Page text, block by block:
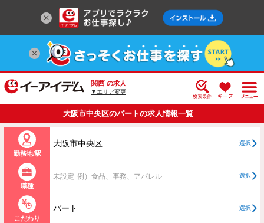
関西 の求人
▼エリア変更
大阪市中央区のパートの求人情報一覧
勤務地/駅
大阪市中央区 選択
職種
未設定 例）食品、事務、アパレル 選択
こだわり
パート 選択